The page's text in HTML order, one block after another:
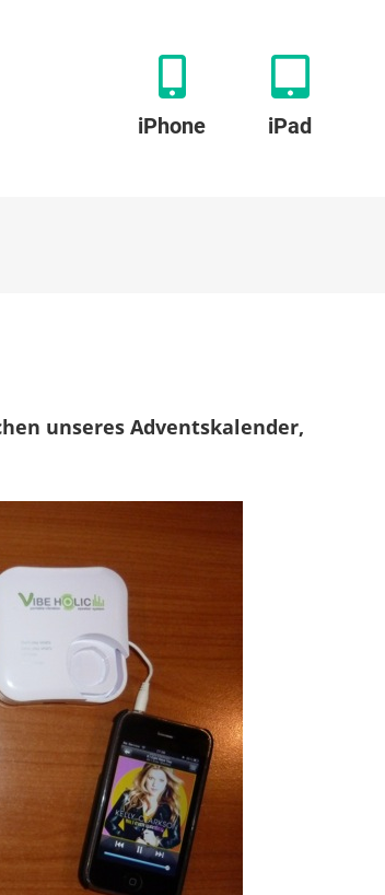
iPhone iPad
unseres Adventskalender,